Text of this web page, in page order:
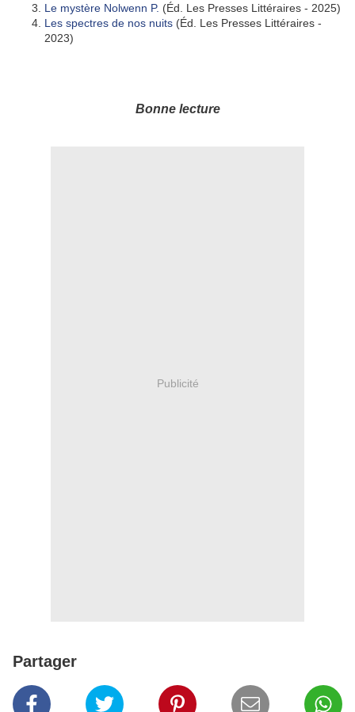
Le mystère Nolwenn P. (Éd. Les Presses Littéraires - 2025)
Les spectres de nos nuits (Éd. Les Presses Littéraires -
2023)
Bonne lecture
Publicité
Partager